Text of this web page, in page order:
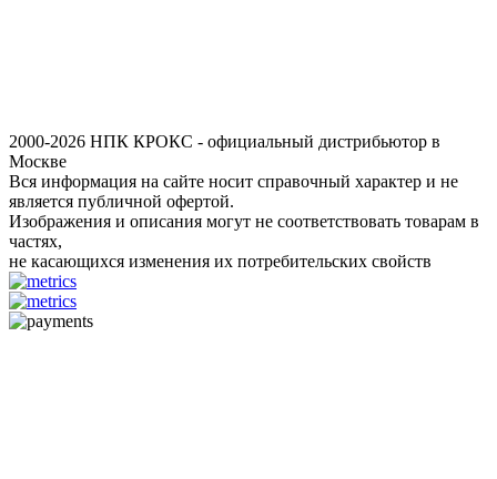
2000-2026 НПК КРОКС - официальный дистрибьютор в
Москве
Вся информация на сайте носит справочный характер и не
является публичной офертой.
Изображения и описания могут не соответствовать товарам в
частях,
не касающихся изменения их потребительских свойств